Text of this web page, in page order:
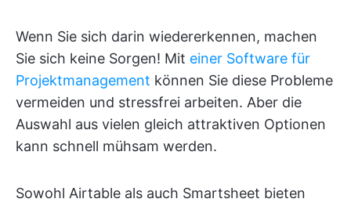
Wenn Sie sich darin wiedererkennen, machen
Sie sich keine Sorgen! Mit einer Software für
Projektmanagement können Sie diese Probleme
vermeiden und stressfrei arbeiten. Aber die
Auswahl aus vielen gleich attraktiven Optionen
kann schnell mühsam werden.
Sowohl Airtable als auch Smartsheet bieten